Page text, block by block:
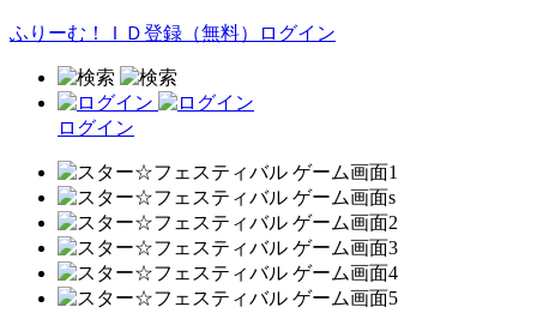
ふりーむ！ＩＤ登録（無料） ログイン
ログイン